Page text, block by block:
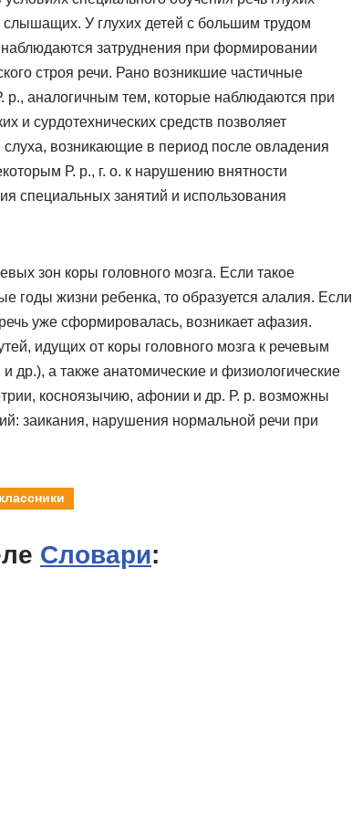
У глухих детей с большим трудом
затруднения при формировании
строя речи. Рано возникшие частичные
р., аналогичным тем, которые наблюдаются при
и сурдотехнических средств позволяет
возникающие в период после овладения
Р. р., г. о. к нарушению внятности
специальных занятий и использования
зон коры головного мозга. Если такое
годы жизни ребенка, то образуется алалия. Если
уже сформировалась, возникает афазия.
идущих от коры головного мозга к речевым
а также анатомические и физиологические
косноязычию, афонии и др. Р. р. возможны
заикания, нарушения нормальной речи при
Словари: